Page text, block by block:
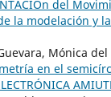
del
la modelación y
Mónica
en el